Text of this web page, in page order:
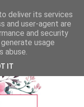
deliver its services
and user-agent are
and security
usage
abuse.
IT